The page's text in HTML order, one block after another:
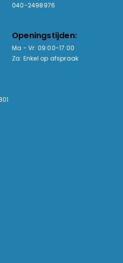
040-2498976
Openingstijden:
Ma - Vr: 09:00-17:00
Za: Enkel op afspraak